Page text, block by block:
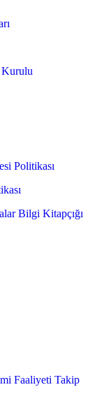
Kurulu
Politikası
Bilgi Kitapçığı
Faaliyeti Takip